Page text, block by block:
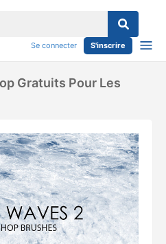
Se connecter S'inscrire
Gratuits Pour Les